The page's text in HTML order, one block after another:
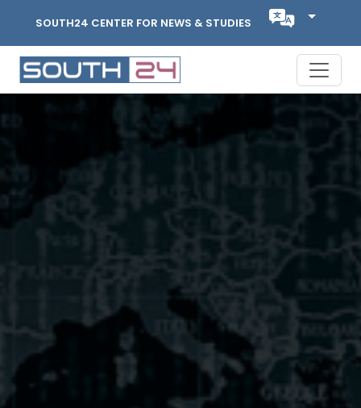
SOUTH24 CENTER FOR NEWS & STUDIES